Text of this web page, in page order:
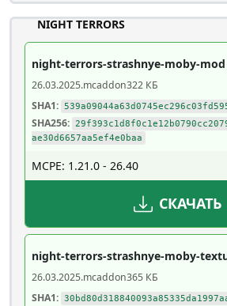
NIGHT TERRORS
night-terrors-strashnye-moby-mod
26.03.2025.mcaddon322 КБ
SHA1:
SHA256:
ae30d6657aa5ef4e0baa
MCPE: 1.21.0 - 26.40
СКАЧАТЬ
night-terrors-strashnye-moby-
26.03.2025.mcaddon365 КБ
SHA1: